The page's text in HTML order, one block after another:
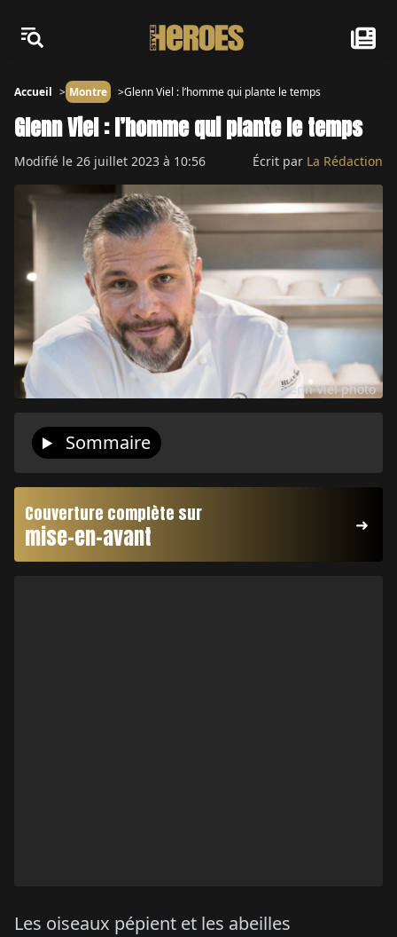
Accueil Montre Glenn Viel : l’homme qui plante le temps
Glenn Viel : l’homme qui plante le temps
Modifié le 26 juillet 2023 à 10:56 Écrit par La Rédaction
Glenn Viel photo
Sommaire
Couverture complète sur
mise-en-avant
Les oiseaux pépient et les abeilles